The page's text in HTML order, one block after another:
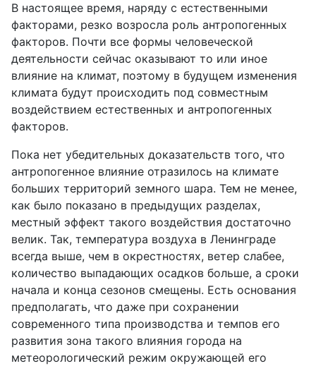
В настоящее время, наряду с естественными
факторами, резко возросла роль антропогенных
факторов. Почти все формы человеческой
деятельности сейчас оказывают то или иное
влияние на климат, поэтому в будущем изменения
климата будут происходить под совместным
воздействием естественных и антропогенных
факторов.
Пока нет убедительных доказательств того, что
антропогенное влияние отразилось на климате
больших территорий земного шара. Тем не менее,
как было показано в предыдущих разделах,
местный эффект такого воздействия достаточно
велик. Так, температура воздуха в Ленинграде
всегда выше, чем в окрестностях, ветер слабее,
количество выпадающих осадков больше, а сроки
начала и конца сезонов смещены. Есть основания
предполагать, что даже при сохранении
современного типа производства и темпов его
развития зона такого влияния города на
метеорологический режим окружающей его